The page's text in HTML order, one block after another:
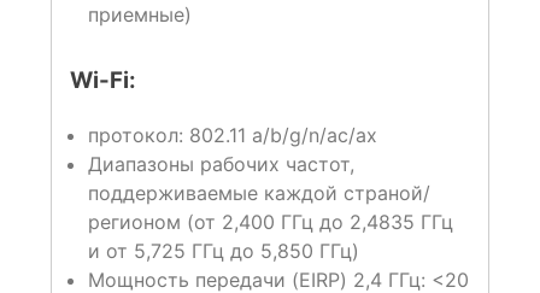
приемные)
Wi-Fi:
протокол: 802.11 a/b/g/n/ac/ax
Диапазоны рабочих частот,
поддерживаемые каждой страной/
регионом (от 2,400 ГГц до 2,4835 ГГц
и от 5,725 ГГц до 5,850 ГГц)
Мощность передачи (EIRP) 2,4 ГГц: <20